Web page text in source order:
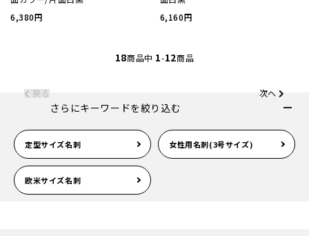
6,380円
6,160円
18商品中 1-12商品
戻る 次へ
さらにキーワードを絞り込む
定型サイズ名刺 女性用名刺(3号サイズ)
欧米サイズ名刺